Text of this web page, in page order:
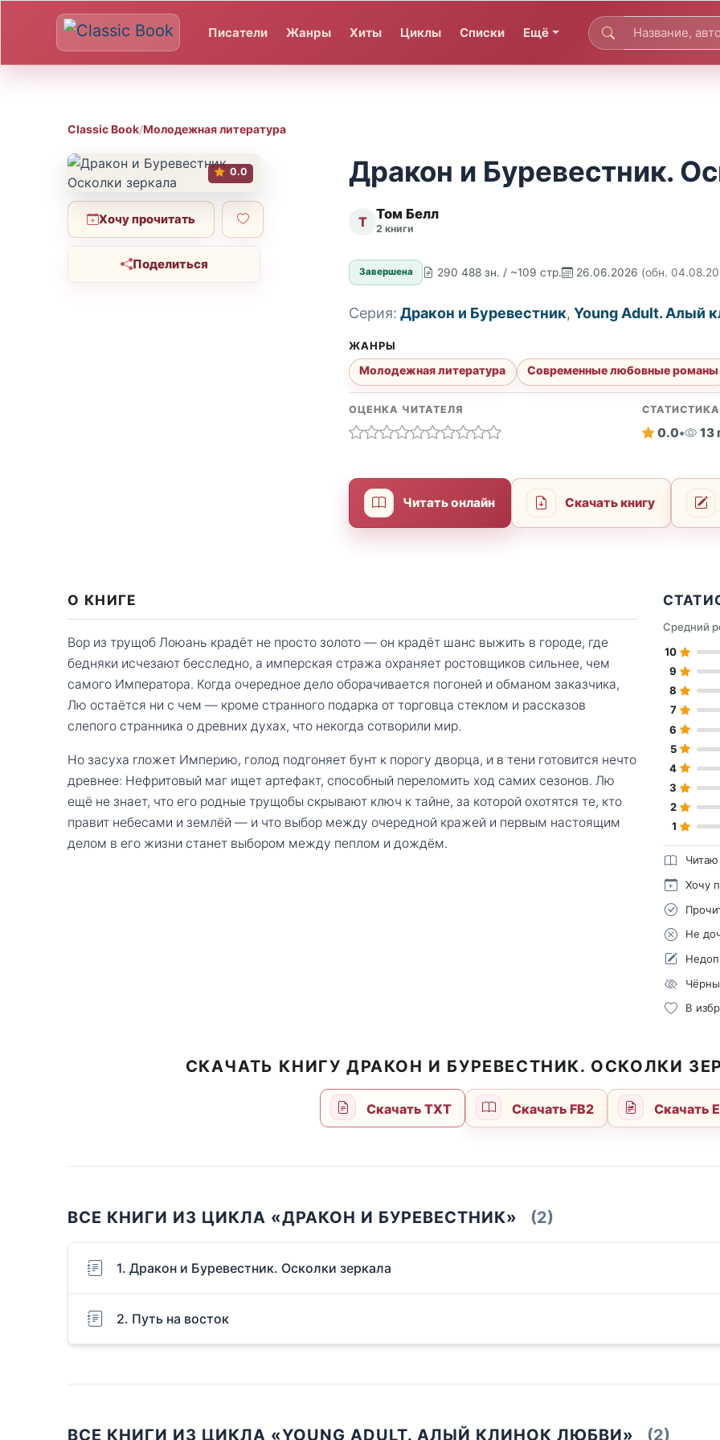
Писатели Жанры Хиты Циклы Списки Ещё
Classic Book/Молодежная литература
0.0
Хочу прочитать
Поделиться
Дракон и Буревестник.
Т Том Белл
2 книги
Завершена 290 488 зн. / ~109 стр. 26.06.2026 (обн.
Серия: Дракон и Буревестник, Young Adult. Алый
ЖАНРЫ
Молодежная литература Современные любовные романы
ОЦЕНКА ЧИТАТЕЛЯ СТАТИСТИКА
0.0• 13
Читать онлайн Скачать книгу
О КНИГЕ
Вор из трущоб Лоюань крадёт не просто золото — он крадёт шанс выжить в городе, где
бедняки исчезают бесследно, а имперская стража охраняет ростовщиков сильнее, чем
самого Императора. Когда очередное дело оборачивается погоней и обманом заказчика,
Лю остаётся ни с чем — кроме странного подарка от торговца стеклом и рассказов
слепого странника о древних духах, что некогда сотворили мир.
Но засуха гложет Империю, голод подгоняет бунт к порогу дворца, и в тени готовится нечто
древнее: Нефритовый маг ищет артефакт, способный переломить ход самих сезонов. Лю
ещё не знает, что его родные трущобы скрывают ключ к тайне, за которой охотятся те, кто
правит небесами и землёй — и что выбор между очередной кражей и первым настоящим
делом в его жизни станет выбором между пеплом и дождём.
Средний
10
9
8
7
6
5
4
3
2
1
Читаю
Хочу
Не
В
СКАЧАТЬ КНИГУ ДРАКОН И БУРЕВЕСТНИК. ОСКОЛКИ
Скачать TXT Скачать FB2 Скачать
ВСЕ КНИГИ ИЗ ЦИКЛА «ДРАКОН И БУРЕВЕСТНИК» (2)
1. Дракон и Буревестник. Осколки зеркала
2. Путь на восток
ВСЕ КНИГИ ИЗ ЦИКЛА «YOUNG ADULT. АЛЫЙ КЛИНОК ЛЮБВИ» (2)